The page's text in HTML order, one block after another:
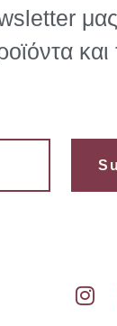
μας
I